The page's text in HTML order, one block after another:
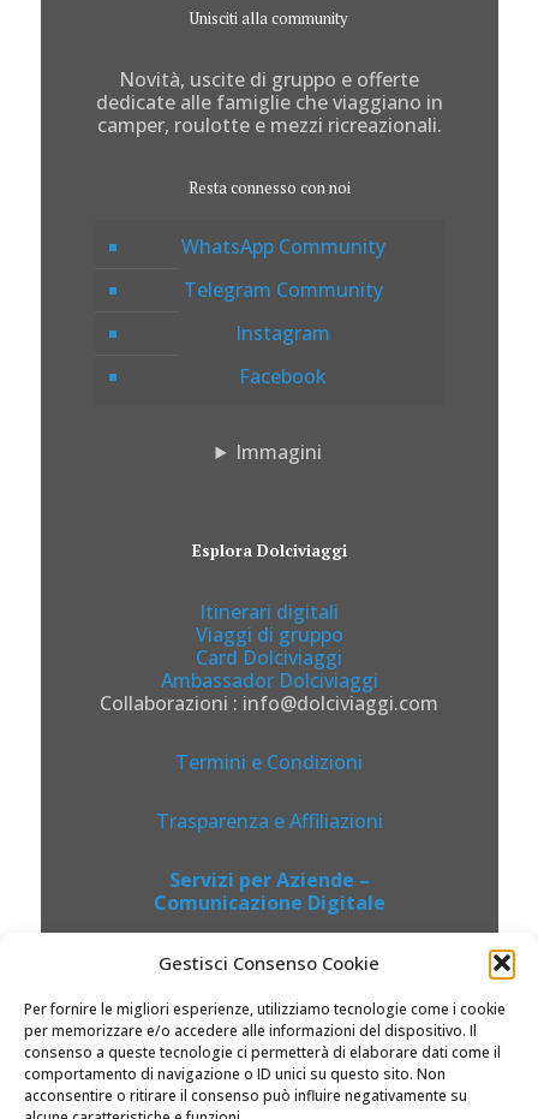
Gestisci Consenso Cookie
Per fornire le migliori esperienze, utilizziamo tecnologie come i cookie
per memorizzare e/o accedere alle informazioni del dispositivo. Il
consenso a queste tecnologie ci permetterà di elaborare dati come il
comportamento di navigazione o ID unici su questo sito. Non
acconsentire o ritirare il consenso può influire negativamente su
Unisciti alla community
Novità, uscite di gruppo e offerte
dedicate alle famiglie che viaggiano in
camper, roulotte e mezzi ricreazionali.
Resta connesso con noi
WhatsApp Community
Telegram Community
Instagram
Facebook
Immagini
Esplora Dolciviaggi
Itinerari digitali
Viaggi di gruppo
Card Dolciviaggi
Ambassador Dolciviaggi
Collaborazioni : info@dolciviaggi.com
Termini e Condizioni
Trasparenza e Affiliazioni
Servizi per Aziende –
Comunicazione Digitale